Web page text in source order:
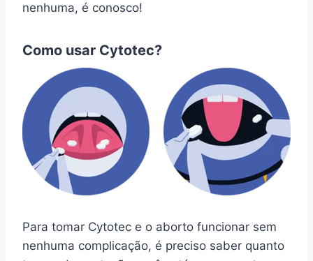
nenhuma, é conosco!
Como usar Cytotec?
Para tomar Cytotec e o aborto funcionar sem
nenhuma complicação, é preciso saber quanto